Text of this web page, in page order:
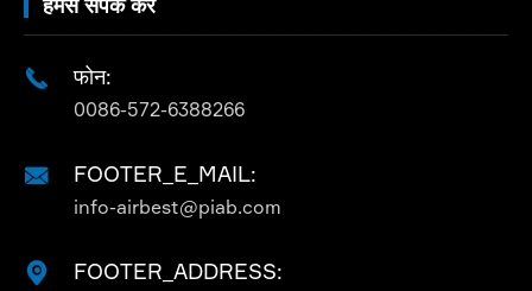
 फोन:
0086-572-6388266
 FOOTER_E_MAIL:
info-airbest@piab.com
 FOOTER_ADDRESS: